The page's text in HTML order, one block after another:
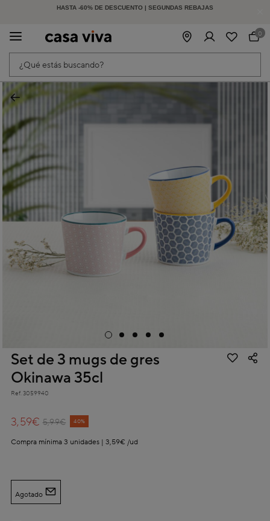
-15% EXTRA EN MUEBLES DE EXTERIOR | CÓDIGO: HOLIDAY15| Finaliza en:
HASTA -60% DE DESCUENTO | SEGUNDAS REBAJAS
¿Qué estás buscando?
0
Set de 3 mugs de gres
Okinawa 35cl
Ref. 3059940
Price reduced from
5,99€
to 40%
3,59€
Compra mínima 3 unidades | 3,59€ /ud
Agotado